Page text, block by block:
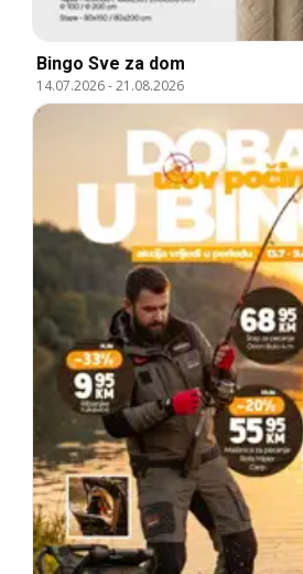
Bingo Sve za dom
14.07.2026-21.08.2026